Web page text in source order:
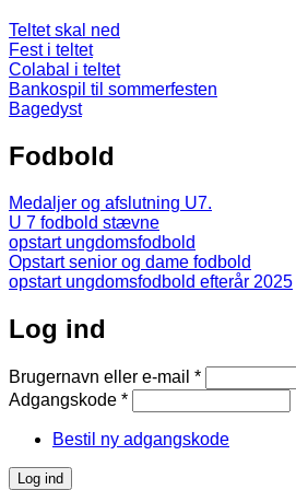
Teltet skal ned
Fest i teltet
Colabal i teltet
Bankospil til sommerfesten
Bagedyst
Fodbold
Medaljer og afslutning U7.
U 7 fodbold stævne
opstart ungdomsfodbold
Opstart senior og dame fodbold
opstart ungdomsfodbold efterår 2025
Log ind
Brugernavn eller e-mail *
Adgangskode *
Bestil ny adgangskode